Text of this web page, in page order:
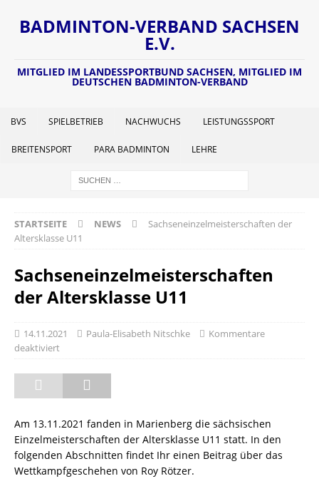
BADMINTON-VERBAND SACHSEN
E.V.
MITGLIED IM LANDESSPORTBUND SACHSEN, MITGLIED IM
DEUTSCHEN BADMINTON-VERBAND
BVS SPIELBETRIEB NACHWUCHS LEISTUNGSSPORT
BREITENSPORT PARA BADMINTON LEHRE
STARTSEITE NEWS
Sachseneinzelmeisterschaften der
Altersklasse U11
Sachseneinzelmeisterschaften
der Altersklasse U11
14.11.2021 Paula-Elisabeth Nitschke
Kommentare
deaktiviert
Am 13.11.2021 fanden in Marienberg die sächsischen
Einzelmeisterschaften der Altersklasse U11 statt. In den
folgenden Abschnitten findet Ihr einen Beitrag über das
Wettkampfgeschehen von Roy Rötzer.